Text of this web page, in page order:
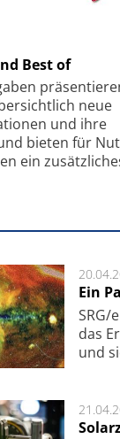
Best of
neue
und ihre
bieten für
ein
mit
Ein
SRG/
das
und